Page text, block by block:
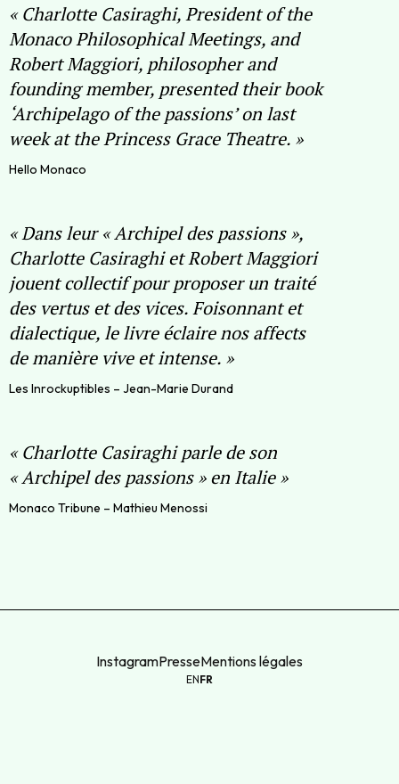
«Charlotte Casiraghi, President of the
Monaco Philosophical Meetings, and
Robert Maggiori, philosopher and
founding member, presented their book
‘Archipelago of the passions’ on last
week at the Princess Grace Theatre. »
Hello Monaco
«Dans leur « Archipel des passions »,
Charlotte Casiraghi et Robert Maggiori
jouent collectif pour proposer un traité
des vertus et des vices. Foisonnant et
dialectique, le livre éclaire nos affects
de manière vive et intense. »
Les Inrockuptibles – Jean-Marie Durand
«Charlotte Casiraghi parle de son
« Archipel des passions » en Italie»
Monaco Tribune – Mathieu Menossi
InstagramPresseMentions légales
ENFR